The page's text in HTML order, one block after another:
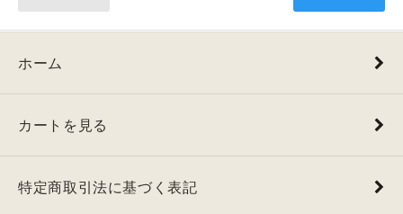
ホーム
カートを見る
特定商取引法に基づく表記